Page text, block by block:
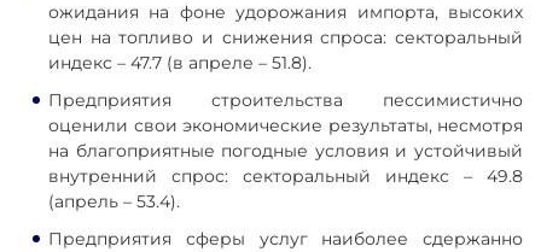
ожидания на фоне удорожания импорта, высоких
цен на топливо и снижения спроса: секторальный
индекс – 47.7 (в апреле – 51.8).
Предприятия строительства пессимистично
оценили свои экономические результаты, несмотря
на благоприятные погодные условия и устойчивый
внутренний спрос: секторальный индекс – 49.8
(апрель – 53.4).
Предприятия сферы услуг наиболее сдержанно